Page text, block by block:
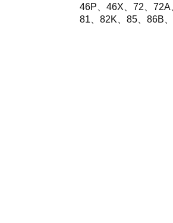
46P、46X、72、72A
81、82K、85、86B、